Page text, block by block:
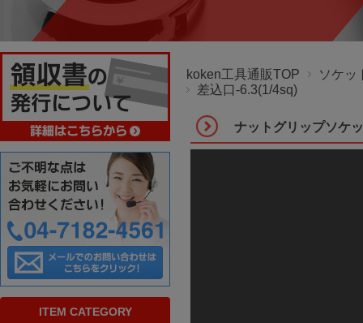
koken工具通販TOP
ソケッ
差込口-6.3(1/4sq)
ナットグリップソケ
ITEM CATEGORY